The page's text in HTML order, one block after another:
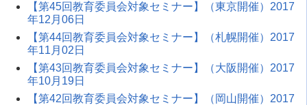
【第45回教育委員会対象セミナー】（東京開催）2017
年12月06日
【第44回教育委員会対象セミナー】（札幌開催）2017
年11月02日
【第43回教育委員会対象セミナー】（大阪開催）2017
年10月19日
【第42回教育委員会対象セミナー】（岡山開催）2017